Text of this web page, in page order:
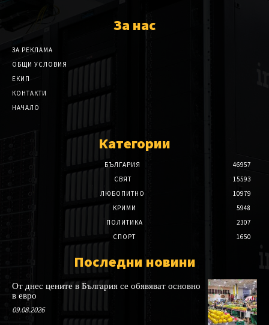
За нас
ЗА РЕКЛАМА
ОБЩИ УСЛОВИЯ
ЕКИП
КОНТАКТИ
НАЧАЛО
Категории
БЪЛГАРИЯ
46957
СВЯТ
15593
ЛЮБОПИТНО
10979
КРИМИ
5948
ПОЛИТИКА
2307
СПОРТ
1650
Последни новини
От днес цените в България се обявяват основно
в евро
09.08.2026